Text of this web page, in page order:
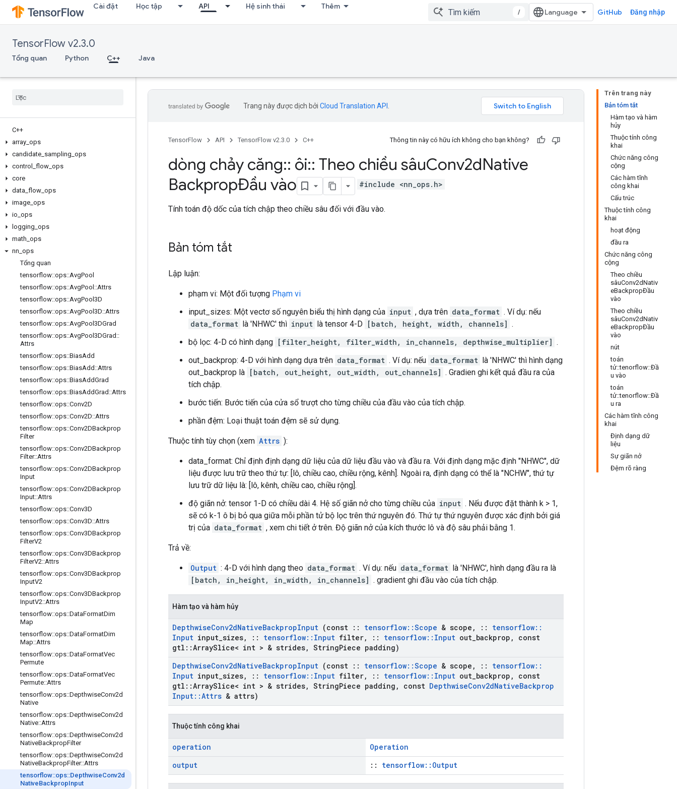
Cài đặt Học tập API Hệ sinh thái Thêm
/ GitHub Đăng nhập
TensorFlow v2.3.0
Tổng quan Python C++ Java
C++
array ops
candidate sampling ops
control
flow ops
core
data flow ops
image ops
io ops
logging ops
math ops
nn ops
Tổng quan
tensorflow::ops::AvgPool
tensorflow::ops::AvgPool ::Attrs
tensorflow::ops::AvgPool3D
tensorflow::ops::AvgPool3D::Attrs
tensorflow::ops::AvgPool3DGrad
tensorflow::ops::AvgPool3DGrad ::
Attrs
tensorflow::ops::BiasAdd
tensorflow::ops::BiasAdd ::Attrs
tensorflow::ops::BiasAddGrad
tensorflow::ops::BiasAddGrad ::Attrs
tensorflow::ops::Conv2D
tensorflow::ops::Conv2D::Attrs
tensorflow::ops::Conv2DBackprop
Filter
tensorflow::ops::Conv2DBackprop
Filter::Attrs
tensorflow::ops::Conv2DBackprop
Input
tensorflow::ops::Conv2DBackprop
Input::Attrs
tensorflow::ops::Conv3D
tensorflow::ops::Conv3D::Attrs
tensorflow::ops::Conv3DBackprop
FilterV2
tensorflow::ops::Conv3DBackprop
FilterV2::Attrs
tensorflow::ops::Conv3DBackprop
InputV2
tensorflow::ops::Conv3DBackprop
InputV2::Attrs
tensorflow::ops::DataFormatDim
Map
tensorflow::ops::DataFormatDim
Map::Attrs
tensorflow::ops::DataFormatVec
Permute
tensorflow::ops::DataFormatVec
Permute::Attrs
tensorflow::ops::DepthwiseConv2d
Native
tensorflow::ops::DepthwiseConv2d
Native::Attrs
tensorflow::ops::DepthwiseConv2d
NativeBackpropFilter
tensorflow::ops::DepthwiseConv2d
NativeBackpropFilter::Attrs
tensorflow::ops::DepthwiseConv2d
NativeBackpropInput
Trên trang này
Bản tóm tắt
Hàm tạo và hàm
hủy
Thuộc tính công
khai
Chức năng công
cộng
Các hàm tĩnh
công khai
Cấu trúc
Thuộc tính công
khai
hoạt động
đầu ra
Chức năng công
cộng
Theo chiều
sâuConv2dNativ
eBackpropĐầu
vào
Theo chiều
sâuConv2dNativ
eBackpropĐầu
vào
nút
toán
tử::tenorflow::Đầ
u vào
toán
tử::tenorflow::Đầ
u ra
Các hàm tĩnh công
khai
Định dạng dữ
liệu
Sự giãn nở
Đệm rõ ràng
Trang này được dịch bởi Cloud Translation API
TensorFlow API TensorFlow v2.3.0 C++ Thông tin này có hữu ích không cho bạn không?
dòng chảy căng:: ôi:: Theo chiều sâuConv2dNative
BackpropĐầu vào
#include <nn_ops.h>
Tính toán độ dốc của tích chập theo chiều sâu đối với đầu vào.
Bản tóm tắt
Lập luận:
phạm vi: Một đối tượng Phạm vi
input_sizes: Một vectơ số nguyên biểu thị hình dạng của input , dựa trên data_format . Ví dụ: nếu
data_format là 'NHWC' thì input là tensor 4-D [batch, height, width, channels] .
bộ lọc: 4-D có hình dạng [filter_height, filter_width, in_channels, depthwise_multiplier] .
out_backprop: 4-D với hình dạng dựa trên data_format . Ví dụ: nếu data_format là 'NHWC' thì hình dạng
out_backprop là [batch, out_height, out_width, out_channels] . Gradien ghi kết quả đầu ra của
tích chập.
bước tiến: Bước tiến của cửa sổ trượt cho từng chiều của đầu vào của tích chập.
phần đệm: Loại thuật toán đệm sẽ sử dụng.
Thuộc tính tùy chọn (xem Attrs ):
data_format: Chỉ định định dạng dữ liệu của dữ liệu đầu vào và đầu ra. Với định dạng mặc định "NHWC", dữ
liệu được lưu trữ theo thứ tự: [lô, chiều cao, chiều rộng, kênh]. Ngoài ra, định dạng có thể là "NCHW", thứ tự
lưu trữ dữ liệu là: [lô, kênh, chiều cao, chiều rộng].
độ giãn nở: tensor 1-D có chiều dài 4. Hệ số giãn nở cho từng chiều của input . Nếu được đặt thành k > 1,
sẽ có k-1 ô bị bỏ qua giữa mỗi phần tử bộ lọc trên thứ nguyên đó. Thứ tự thứ nguyên được xác định bởi giá
trị của data_format , xem chi tiết ở trên. Độ giãn nở của kích thước lô và độ sâu phải bằng 1.
Trả về:
Output : 4-D với hình dạng theo data_format . Ví dụ: nếu data_format là 'NHWC', hình dạng đầu ra là
[batch, in_height, in_width, in_channels] . gradient ghi đầu vào của tích chập.
Hàm tạo và hàm hủy
DepthwiseConv2dNativeBackpropInput (const :: tensorflow::Scope & scope , :: tensorflow::
Input input sizes, :: tensorflow:: Input filter, :: tensorflow:: Input out backprop ,
const
gtl ::ArraySlice< int > & strides, StringPiece padding)
DepthwiseConv2dNativeBackpropInput (const :: tensorflow::Scope & scope , :: tensorflow::
Input input sizes, :: tensorflow:: Input filter, :: tensorflow:: Input out backprop ,
const
gtl ::ArraySlice< int > & strides, StringPiece padding , const DepthwiseConv2dNativeBackprop
Input::Attrs & attrs)
Thuộc tính công khai
operation
Operation
output
:: tensorflow::Output